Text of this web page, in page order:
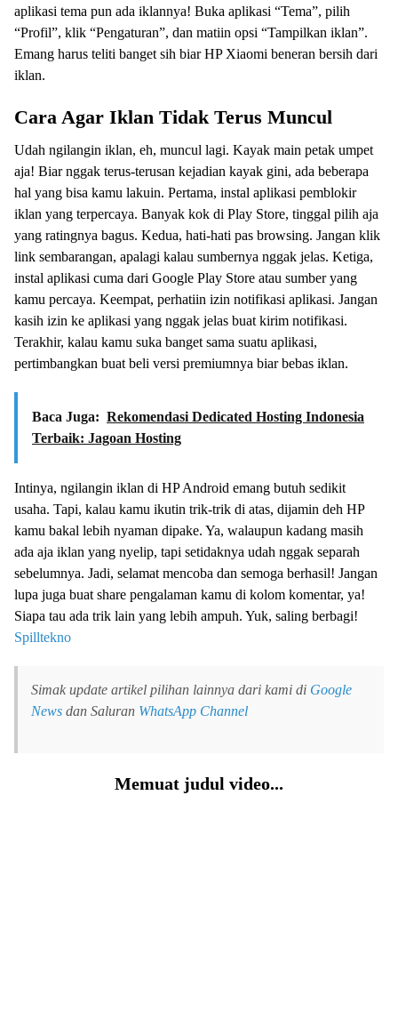
aplikasi tema pun ada iklannya! Buka aplikasi “Tema”, pilih
“Profil”, klik “Pengaturan”, dan matiin opsi “Tampilkan iklan”.
Emang harus teliti banget sih biar HP Xiaomi beneran bersih dari
iklan.
Cara Agar Iklan Tidak Terus Muncul
Udah ngilangin iklan, eh, muncul lagi. Kayak main petak umpet
aja! Biar nggak terus-terusan kejadian kayak gini, ada beberapa
hal yang bisa kamu lakuin. Pertama, instal aplikasi pemblokir
iklan yang terpercaya. Banyak kok di Play Store, tinggal pilih aja
yang ratingnya bagus. Kedua, hati-hati pas browsing. Jangan klik
link sembarangan, apalagi kalau sumbernya nggak jelas. Ketiga,
instal aplikasi cuma dari Google Play Store atau sumber yang
kamu percaya. Keempat, perhatiin izin notifikasi aplikasi. Jangan
kasih izin ke aplikasi yang nggak jelas buat kirim notifikasi.
Terakhir, kalau kamu suka banget sama suatu aplikasi,
pertimbangkan buat beli versi premiumnya biar bebas iklan.
Baca Juga: Rekomendasi Dedicated Hosting Indonesia
Terbaik: Jagoan Hosting
Intinya, ngilangin iklan di HP Android emang butuh sedikit
usaha. Tapi, kalau kamu ikutin trik-trik di atas, dijamin deh HP
kamu bakal lebih nyaman dipake. Ya, walaupun kadang masih
ada aja iklan yang nyelip, tapi setidaknya udah nggak separah
sebelumnya. Jadi, selamat mencoba dan semoga berhasil! Jangan
lupa juga buat share pengalaman kamu di kolom komentar, ya!
Siapa tau ada trik lain yang lebih ampuh. Yuk, saling berbagi!
Spilltekno
Simak update artikel pilihan lainnya dari kami di Google
News dan Saluran WhatsApp Channel
Memuat judul video...